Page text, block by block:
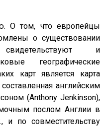
О том, что европейцы
о существовании
и
географические
карт является карта
английским
(Anthony Jenkinson),
послом Англии в
по совместительству